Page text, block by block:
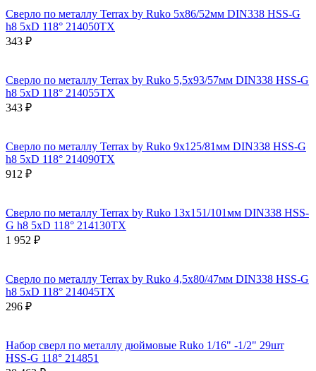
Сверло по металлу Terrax by Ruko 5x86/52мм DIN338 HSS-G
h8 5xD 118° 214050TX
343 ₽
Сверло по металлу Terrax by Ruko 5,5x93/57мм DIN338 HSS-G
h8 5xD 118° 214055TX
343 ₽
Сверло по металлу Terrax by Ruko 9x125/81мм DIN338 HSS-G
h8 5xD 118° 214090TX
912 ₽
Сверло по металлу Terrax by Ruko 13x151/101мм DIN338 HSS-
G h8 5xD 118° 214130TX
1 952 ₽
Сверло по металлу Terrax by Ruko 4,5x80/47мм DIN338 HSS-G
h8 5xD 118° 214045TX
296 ₽
Набор сверл по металлу дюймовые Ruko 1/16" -1/2" 29шт
HSS-G 118° 214851